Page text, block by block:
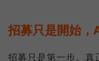
招募只是開始，
招募只是第一步。